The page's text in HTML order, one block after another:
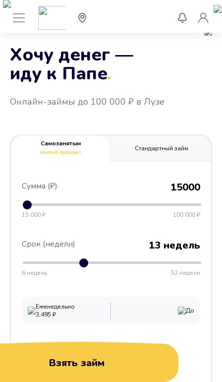
Хочу денег —
иду к Папе
.
Онлайн-займы до 100 000 ₽ в Лузе
Самозанятым
Новый продукт
Стандартный займ
Сумма (₽) 15000
15 000 ₽ 100 000 ₽
Срок (недели) 13 недель
6 недель 52 недели
Еженедельно
3,495 ₽ До
Взять займ